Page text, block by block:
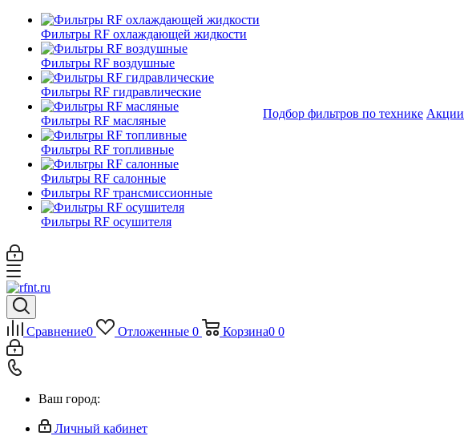
Фильтры RF охлаждающей жидкости
Фильтры RF воздушные
Фильтры RF гидравлические
Фильтры RF масляные
Фильтры RF топливные
Фильтры RF салонные
Фильтры RF трансмиссионные
Фильтры RF осушителя
Подбор фильтров по технике Акции
Сравнение0 Отложенные 0 Корзина0 0
Ваш город:
Личный кабинет